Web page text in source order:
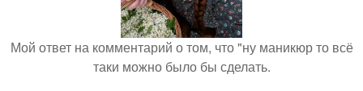
Мой ответ на комментарий о том, что "ну маникюр то всё
таки можно было бы сделать.